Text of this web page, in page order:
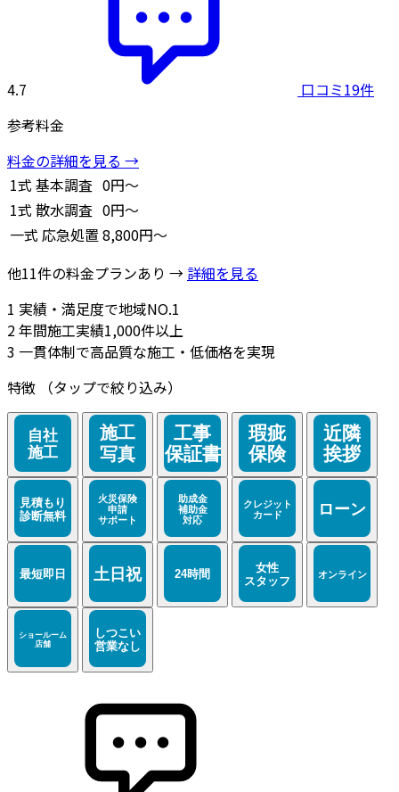
4.7
口コミ19件
参考料金
料金の詳細を見る →
1式 基本調査 0円～
1式 散水調査 0円～
一式 応急処置 8,800円～
他11件の料金プランあり → 詳細を見る
1 実績・満足度で地域NO.1
2年間施工実績1,000件以上
3 一貫体制で高品質な施工・低価格を実現
特徴
（タップで絞り込み）